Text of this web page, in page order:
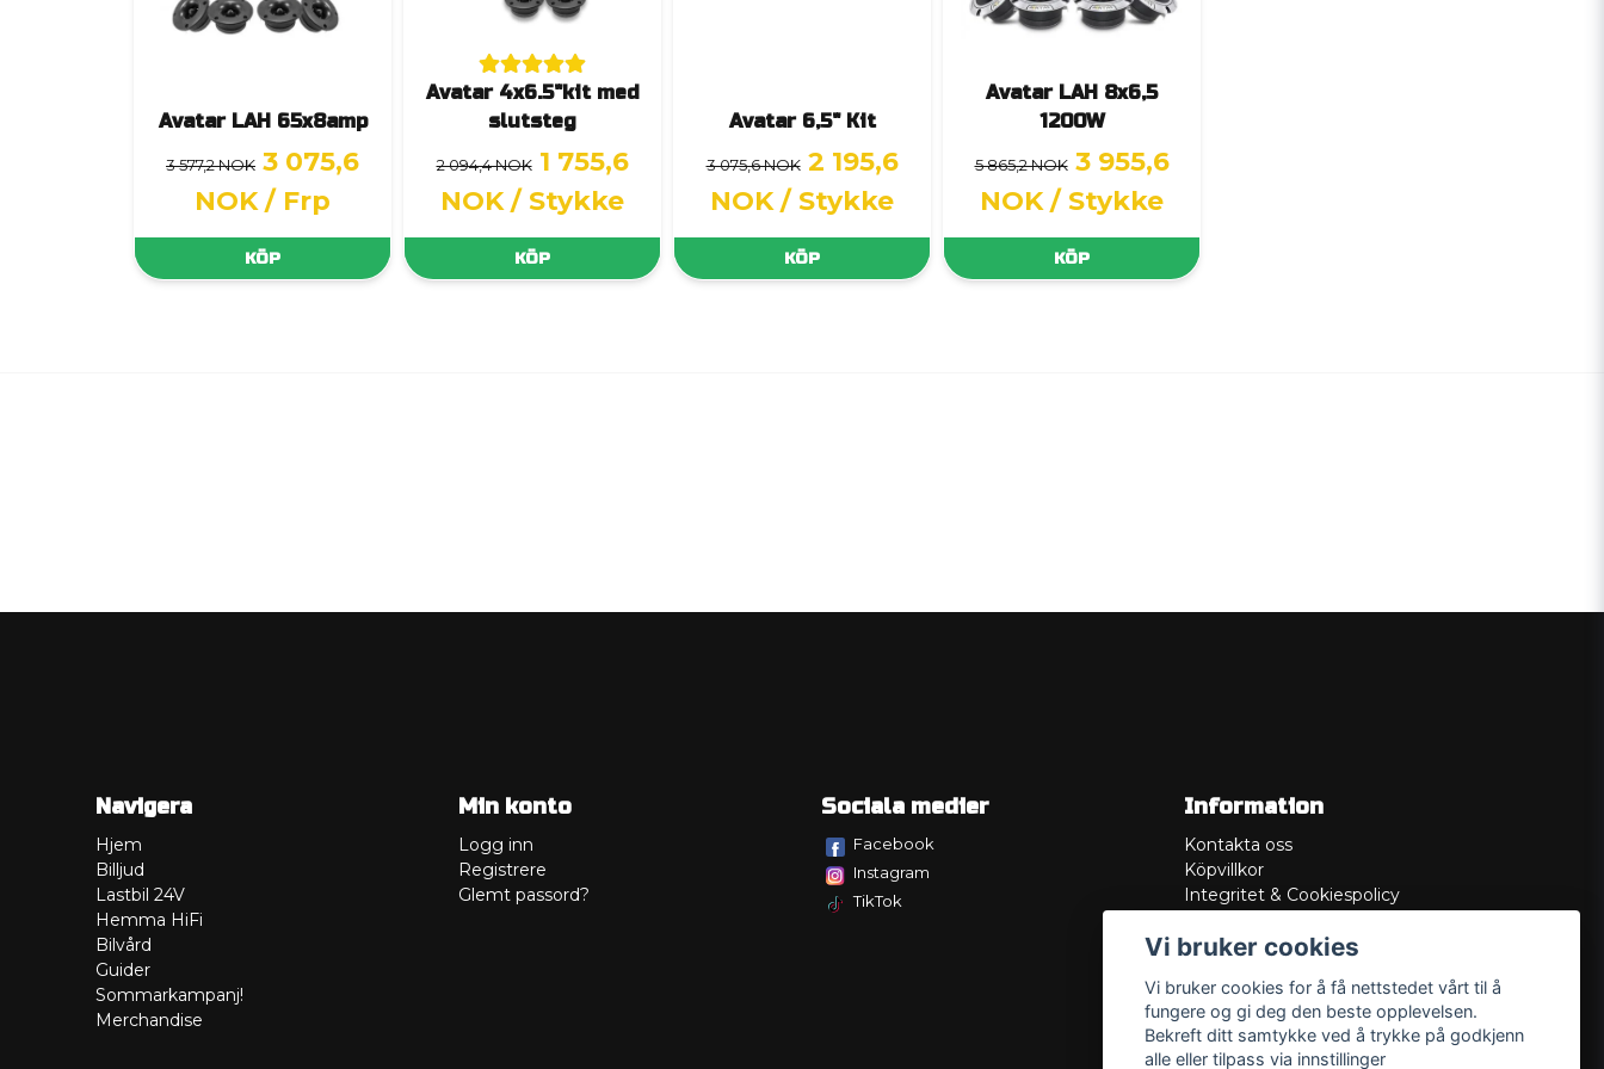
Avatar LAH 65x8amp
3 577,2 NOK 3 075,6
NOK / Frp
KÖP
Avatar 4x6.5"kit med
slutsteg
2 094,4 NOK 1 755,6
NOK / Stykke
KÖP
Avatar 6,5" Kit
3 075,6 NOK 2 195,6
NOK / Stykke
KÖP
Avatar LAH 8x6,5
1200W
5 865,2 NOK 3 955,6
NOK / Stykke
KÖP
Navigera
Hjem
Billjud
Lastbil 24V
Hemma HiFi
Bilvård
Guider
Sommarkampanj!
Merchandise
Min konto
Logg inn
Registrere
Glemt passord?
Sociala medier
Facebook
Instagram
TikTok
Information
Kontakta oss
Köpvillkor
Integritet & Cookiespolicy
Service/Garanti
Lådritning
Om oss
Vi bruker cookies
Vi bruker cookies for å få nettstedet vårt til å
fungere og gi deg den beste opplevelsen.
Bekreft ditt samtykke ved å trykke på godkjenn
alle eller tilpass via innstillinger